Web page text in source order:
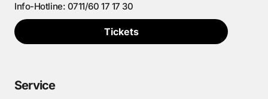
Info-Hotline: 0711/60 17 17 30
Tickets
Service